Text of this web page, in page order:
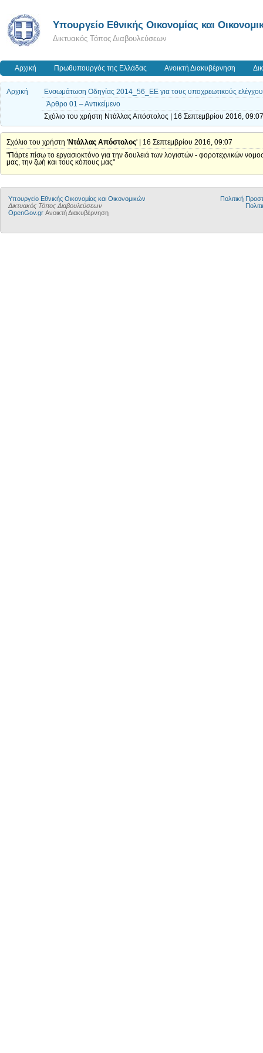
Υπουργείο Εθνικής Οικονομίας και
Δικτυακός Τόπος Διαβουλεύσεων
Αρχική Πρωθυπουργός της Ελλάδας Ανοικτή Διακυβέρνηση
Αρχική
Ενσωμάτωση Οδηγίας 2014_56_ΕΕ για τους υποχρεωτικούς
Άρθρο 01 – Αντικείμενο
Σχόλιο του χρήστη Ντάλλας Απόστολος | 16 Σεπτεμβρίου 2016, 09:07
Σχόλιο του χρήστη 'Ντάλλας Απόστολος' | 16 Σεπτεμβρίου 2016, 09:07
"Πάρτε πίσω το εργασιοκτόνο για την δουλειά των λογιστών - φοροτεχνικών
μας, την ζωή και τους κόπους μας"
Υπουργείο Εθνικής Οικονομίας και Οικονομικών
Δικτυακός Τόπος Διαβουλεύσεων
OpenGov.gr Ανοικτή Διακυβέρνηση
Πολιτική